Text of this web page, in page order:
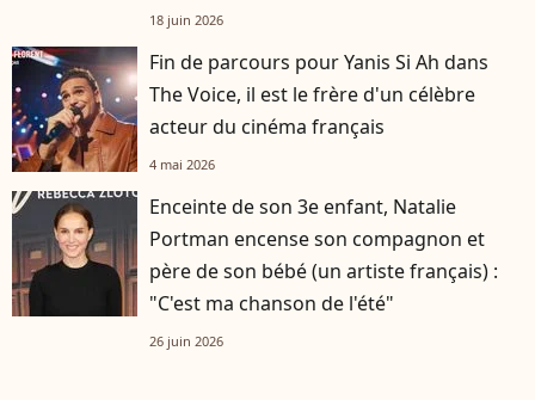
française
18 juin 2026
Fin de parcours pour Yanis Si Ah dans
The Voice, il est le frère d'un célèbre
acteur du cinéma français
4 mai 2026
Enceinte de son 3e enfant, Natalie
Portman encense son compagnon et
père de son bébé (un artiste français) :
"C'est ma chanson de l'été"
26 juin 2026